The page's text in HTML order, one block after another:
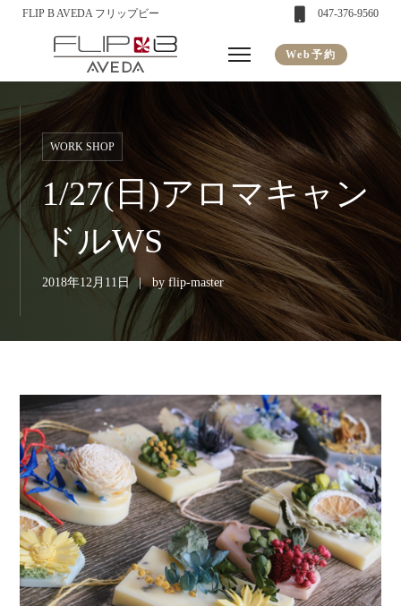
FLIP B AVEDA フリップビー 047-376-9560
Web予約
WORK SHOP
1/27(日)アロマキャン
ドルWS
2018年12月11日 by flip-master